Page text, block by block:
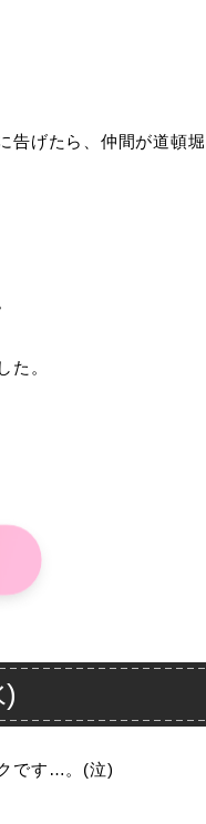
告げたら、仲間が道頓堀
た。
です…。(泣)